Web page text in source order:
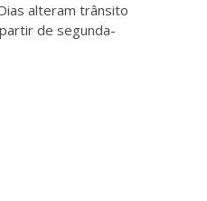
alteram trânsito
de segunda-